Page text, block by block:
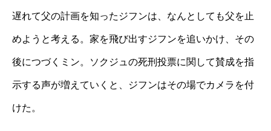
遅れて父の計画を知ったジフンは、なんとしても父を止
めようと考える。家を飛び出すジフンを追いかけ、その
後につづくミン。ソクジュの死刑投票に関して賛成を指
示する声が増えていくと、ジフンはその場でカメラを付
けた。